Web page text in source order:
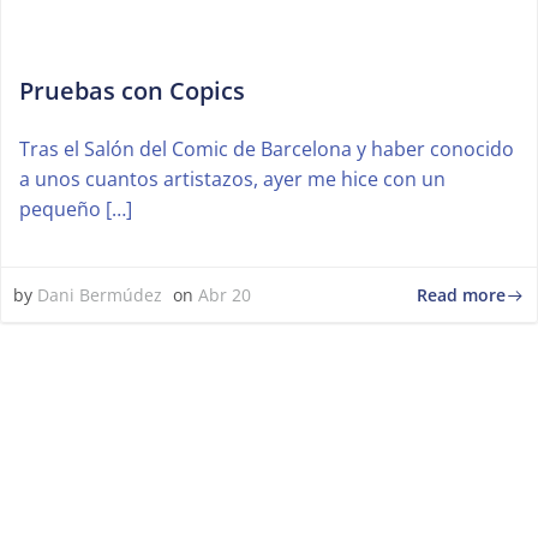
Pruebas con Copics
Tras el Salón del Comic de Barcelona y haber conocido
a unos cuantos artistazos, ayer me hice con un
pequeño […]
by Dani Bermúdez on Abr 20 Read more